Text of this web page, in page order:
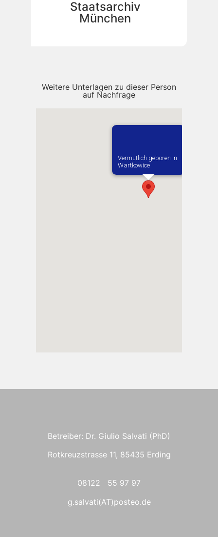
Staatsarchiv
München
Weitere Unterlagen zu dieser Person
auf Nachfrage
Vermutlich geboren in
Wartkowice
Betreiber: Dr. Giulio Salvati (PhD)
Rotkreuzstrasse 11, 85435 Erding
08122 55 97 97
g.salvati(AT)posteo.de